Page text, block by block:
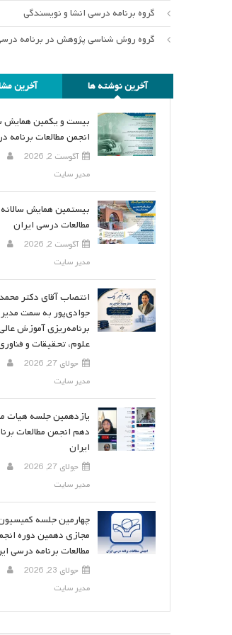
گروه برنامه درسی انشا و نویسندگی
گروه روش شناسی پژوهش در برنامه
آخرین نوشته ها آخرین
بیست و یکمین همایش
انجمن مطالعات برنامه
آگوست 2, 2026
مدیر سایت
بیستمین همایش
مطالعات درسی ایران
آگوست 2, 2026
مدیر سایت
انتصاب آقای دکتر محمد
جوادی‌پور به سمت
برنامه‌ریزی آموزش
علوم، تحقیقات و
جولای 27, 2026
مدیر سایت
یازدهمین جلسه هیات
دهم انجمن مطالعات
ایران
جولای 27, 2026
مدیر سایت
چهارمین جلسه
مجازی دهمین دوره
مطالعات برنامه درسی
جولای 23, 2026
مدیر سایت